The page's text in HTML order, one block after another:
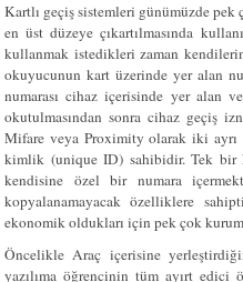
Kartlı geçiş sistemleri günümüzde
en üst düzeye çıkartılmasında
kullanmak istedikleri zaman
okuyucunun kart üzerinde yer alan
numarası cihaz içerisinde yer alan
okutulmasından sonra cihaz geçiş
Mifare veya Proximity olarak iki
kimlik (unique ID) sahibidir. Tek bir
kendisine özel bir numara
kopyalanamayacak özelliklere
ekonomik oldukları için pek çok
Öncelikle Araç içerisine
yazılıma öğrencinin tüm ayırt edici